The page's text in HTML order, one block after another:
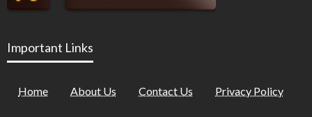
Important Links
Home About Us Contact Us Privacy Policy